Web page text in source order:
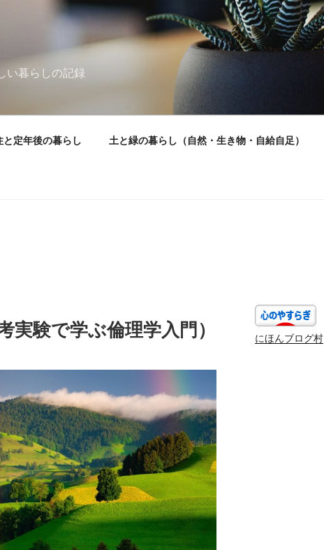
い暮らしの記録
と定年後の暮らし 土と緑の暮らし（自然・生き物・自給自足）
実験で学ぶ倫理学入門） にほんブログ村